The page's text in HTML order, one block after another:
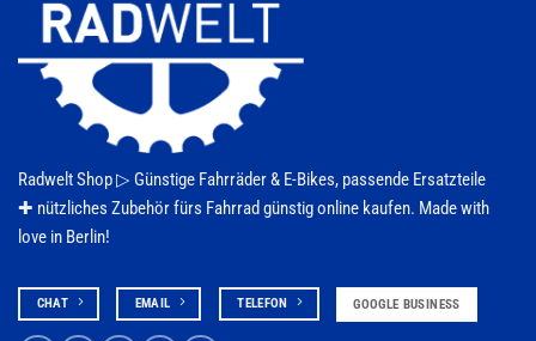
Radwelt Shop ▷ Günstige Fahrräder & E-Bikes, passende Ersatzteile
✚ nützliches Zubehör fürs Fahrrad günstig online kaufen. Made with
love in Berlin!
CHAT EMAIL TELEFON GOOGLE BUSINESS